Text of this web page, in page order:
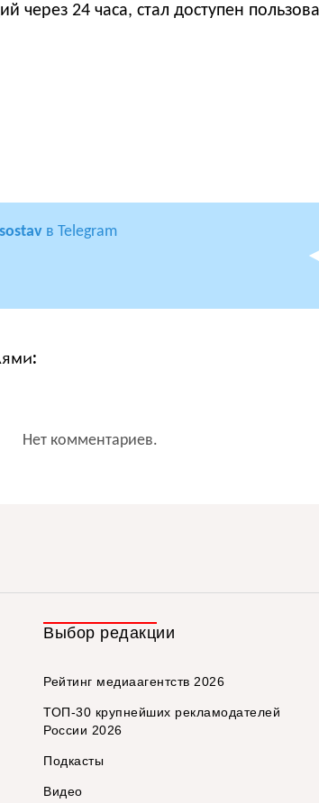
через 24 часа, стал доступен
в Telegram
Нет комментариев.
Выбор редакции
Рейтинг медиаагентств 2026
ТОП-30 крупнейших рекламодателей
России 2026
Подкасты
Видео